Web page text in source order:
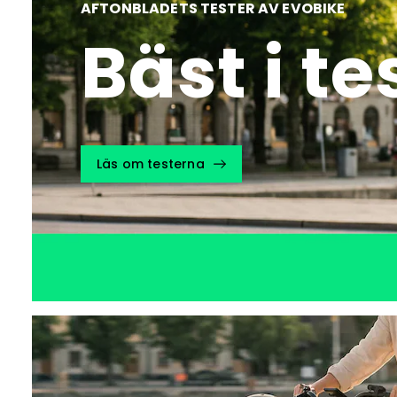
AFTONBLADETS TESTER AV EVOBIKE
Bäst i
Läs om testerna